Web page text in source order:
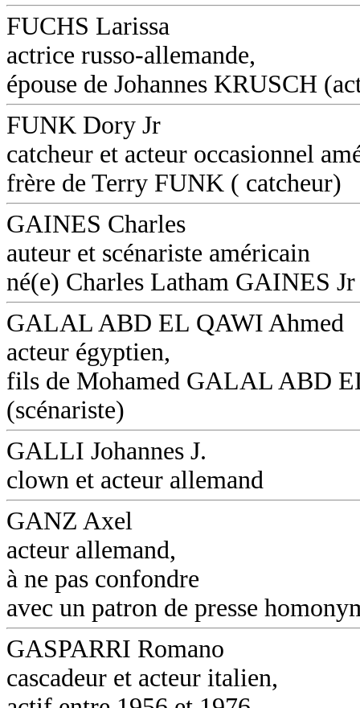
FUCHS Larissa
actrice russo-allemande,
épouse de Johannes KRUSCH
FUNK Dory Jr
catcheur et acteur occasionnel
frère de Terry FUNK ( catcheur)
GAINES Charles
auteur et scénariste américain
né(e) Charles Latham GAINES Jr
GALAL ABD EL QAWI Ahmed
acteur égyptien,
fils de Mohamed GALAL ABD
(scénariste)
GALLI Johannes J.
clown et acteur allemand
GANZ Axel
acteur allemand,
à ne pas confondre
avec un patron de presse
GASPARRI Romano
cascadeur et acteur italien,